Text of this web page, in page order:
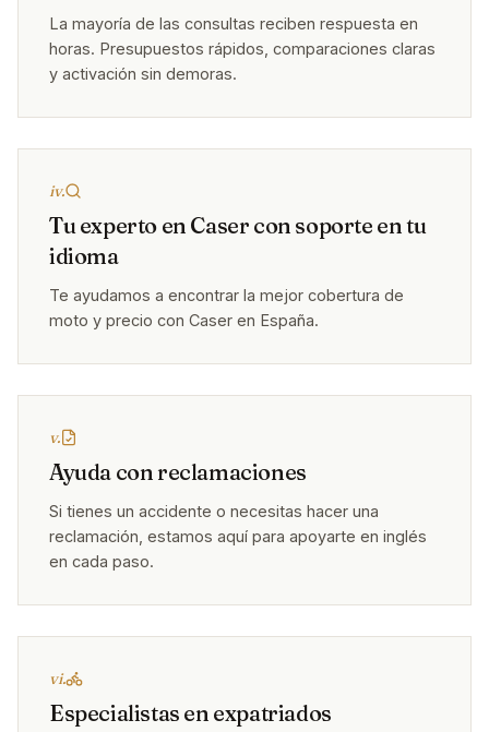
La mayoría de las consultas reciben respuesta en
horas. Presupuestos rápidos, comparaciones claras
y activación sin demoras.
iv.
Tu experto en Caser con soporte en tu
idioma
Te ayudamos a encontrar la mejor cobertura de
moto y precio con Caser en España.
v.
Ayuda con reclamaciones
Si tienes un accidente o necesitas hacer una
reclamación, estamos aquí para apoyarte en inglés
en cada paso.
vi.
Especialistas en expatriados